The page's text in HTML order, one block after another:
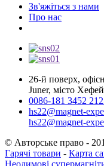
Зв'яжіться з нами
Про нас
26-й поверх,
Juner, місто
0086-181 3452
hs22@magnet-
hs22@magnet-
© Авторське право -
Гарячі товари - Карта
Неодимові